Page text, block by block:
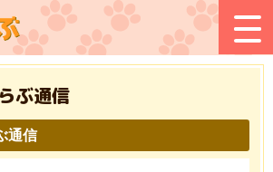
ぶ通信
通信